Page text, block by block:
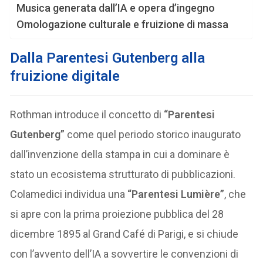
Musica generata dall’IA e opera d’ingegno
Omologazione culturale e fruizione di massa
Dalla Parentesi Gutenberg alla
fruizione digitale
Rothman introduce il concetto di “Parentesi
Gutenberg” come quel periodo storico inaugurato
dall’invenzione della stampa in cui a dominare è
stato un ecosistema strutturato di pubblicazioni.
Colamedici individua una “Parentesi Lumière”, che
si apre con la prima proiezione pubblica del 28
dicembre 1895 al Grand Café di Parigi, e si chiude
con l’avvento dell’IA a sovvertire le convenzioni di